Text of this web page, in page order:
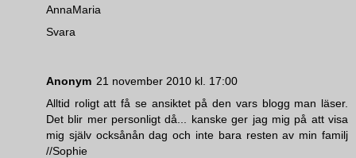
AnnaMaria
Svara
Anonym 21 november 2010 kl. 17:00
Alltid roligt att få se ansiktet på den vars blogg man läser.
Det blir mer personligt då... kanske ger jag mig på att visa
mig själv ocksånån dag och inte bara resten av min familj
//Sophie